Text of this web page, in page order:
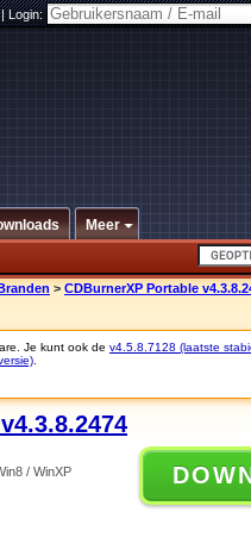
Login:
Meer
> CDBurnerXP Portable
Je kunt ook de v4.5.8.7128 (laatste
/ WinXP